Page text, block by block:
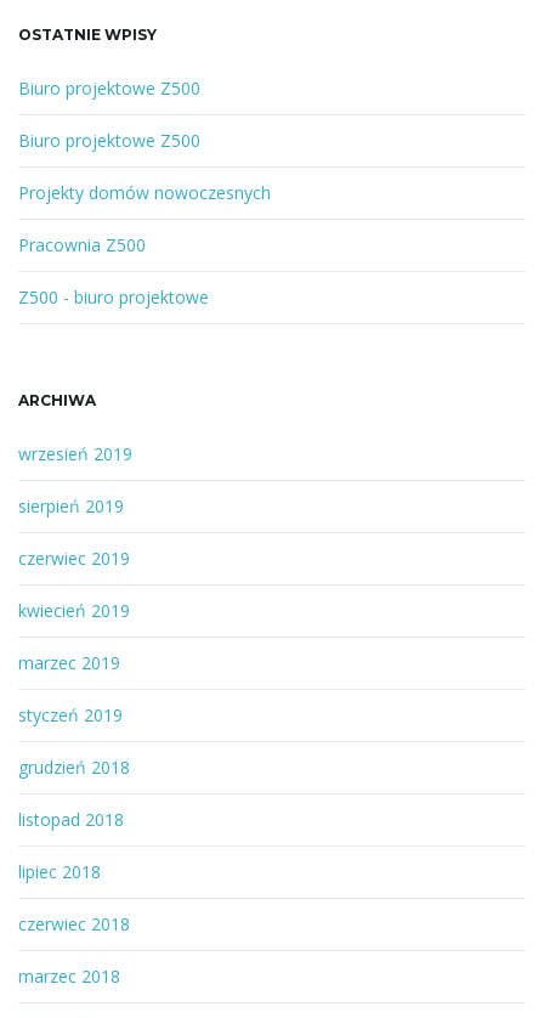
a
e
s
ł
o
w
o
l
u
b
f
z
OSTATNIE WPISY
Biuro projektowe Z500
Biuro projektowe Z500
Projekty domów nowoczesnych
Pracownia Z500
Z500 - biuro projektowe
ARCHIWA
wrzesień 2019
sierpień 2019
czerwiec 2019
kwiecień 2019
marzec 2019
styczeń 2019
grudzień 2018
listopad 2018
lipiec 2018
czerwiec 2018
marzec 2018